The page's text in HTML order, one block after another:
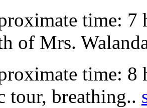
time: 7
of Mrs.
time: 8
tour, breathing..